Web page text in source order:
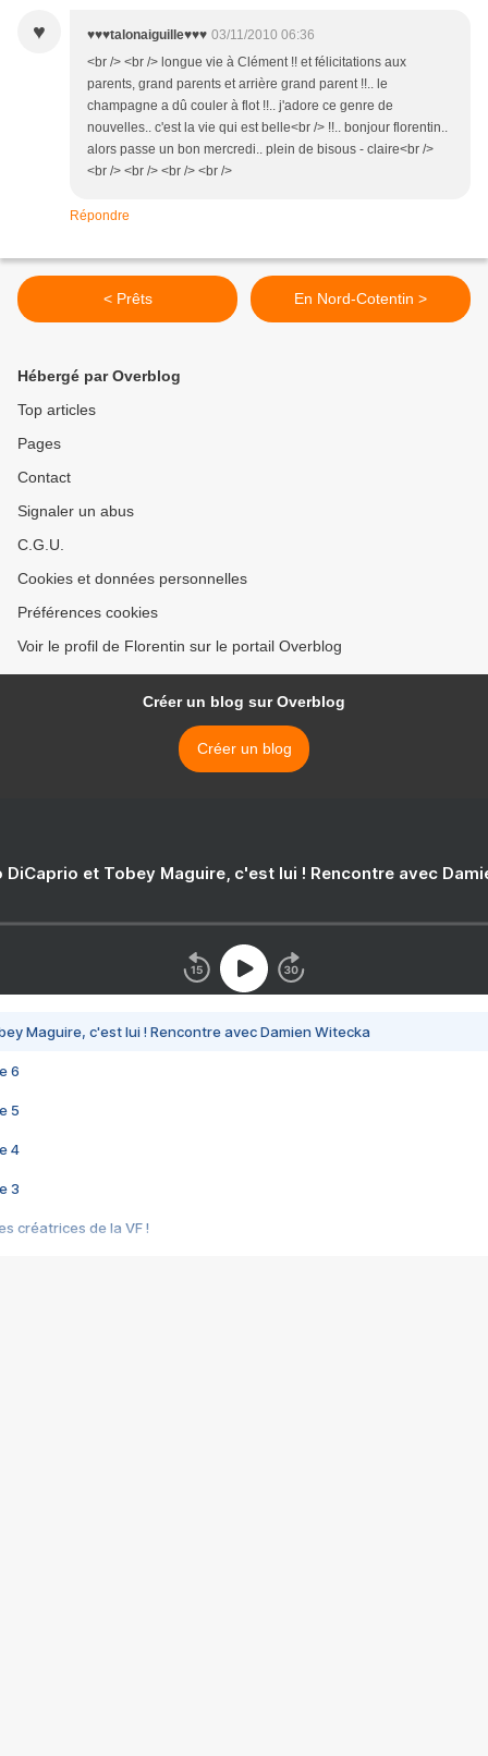
♥ ♥♥♥talonaiguille♥♥♥ 03/11/2010 06:36
<br /> <br /> longue vie à Clément !! et félicitations aux
parents, grand parents et arrière grand parent !!.. le
champagne a dû couler à flot !!.. j'adore ce genre de
nouvelles.. c'est la vie qui est belle<br /> !!.. bonjour florentin..
alors passe un bon mercredi.. plein de bisous - claire<br />
<br /> <br /> <br /> <br />
Répondre
< Prêts En Nord-Cotentin >
Hébergé par Overblog
Top articles
Pages
Contact
Signaler un abus
C.G.U.
Cookies et données personnelles
Préférences cookies
Voir le profil de Florentin sur le portail Overblog
Créer un blog sur Overblog
Créer un blog
DiCaprio et Tobey Maguire, c'est lui ! Rencontre avec
Maguire, c'est lui ! Rencontre avec Damien Witecka
6
5
4
3
créatrices de la VF !